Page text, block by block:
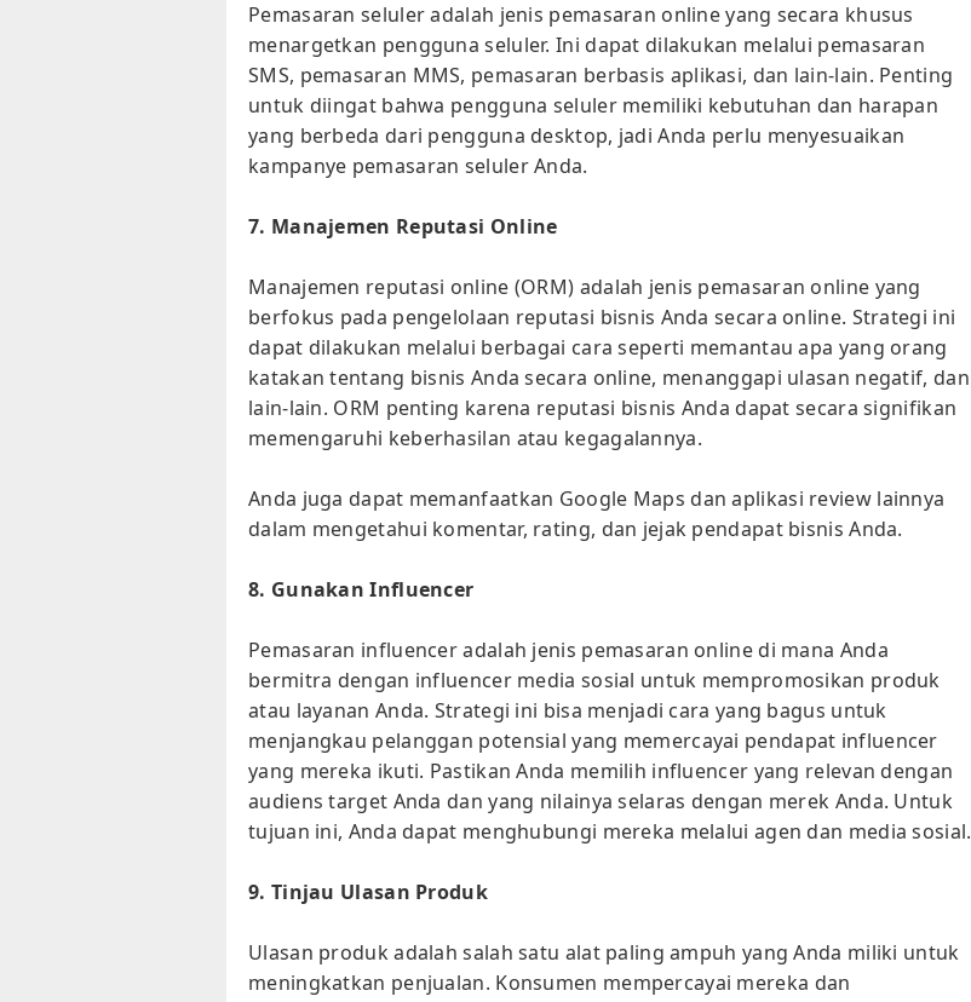
Pemasaran seluler adalah jenis pemasaran online yang secara khusus
menargetkan pengguna seluler. Ini dapat dilakukan melalui pemasaran
SMS, pemasaran MMS, pemasaran berbasis aplikasi, dan lain-lain. Penting
untuk diingat bahwa pengguna seluler memiliki kebutuhan dan harapan
yang berbeda dari pengguna desktop, jadi Anda perlu menyesuaikan
kampanye pemasaran seluler Anda.
7. Manajemen Reputasi Online
Manajemen reputasi online (ORM) adalah jenis pemasaran online yang
berfokus pada pengelolaan reputasi bisnis Anda secara online. Strategi ini
dapat dilakukan melalui berbagai cara seperti memantau apa yang orang
katakan tentang bisnis Anda secara online, menanggapi ulasan negatif, dan
lain-lain. ORM penting karena reputasi bisnis Anda dapat secara signifikan
memengaruhi keberhasilan atau kegagalannya.
Anda juga dapat memanfaatkan Google Maps dan aplikasi review lainnya
dalam mengetahui komentar, rating, dan jejak pendapat bisnis Anda.
8. Gunakan Influencer
Pemasaran influencer adalah jenis pemasaran online di mana Anda
bermitra dengan influencer media sosial untuk mempromosikan produk
atau layanan Anda. Strategi ini bisa menjadi cara yang bagus untuk
menjangkau pelanggan potensial yang memercayai pendapat influencer
yang mereka ikuti. Pastikan Anda memilih influencer yang relevan dengan
audiens target Anda dan yang nilainya selaras dengan merek Anda. Untuk
tujuan ini, Anda dapat menghubungi mereka melalui agen dan media sosial.
9. Tinjau Ulasan Produk
Ulasan produk adalah salah satu alat paling ampuh yang Anda miliki untuk
meningkatkan penjualan. Konsumen mempercayai mereka dan